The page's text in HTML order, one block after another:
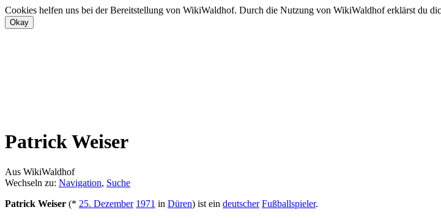
Cookies helfen uns bei der Bereitstellung von WikiWaldhof. Durch die Nutzung von WikiWaldhof erklärst du
Patrick Weiser
Aus WikiWaldhof
Wechseln zu: Navigation, Suche
Patrick Weiser (* 25. Dezember 1971 in Düren) ist ein deutscher Fußballspieler.